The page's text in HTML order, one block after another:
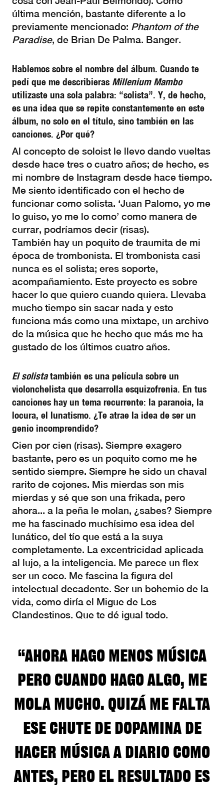
última mención, bastante diferente a lo
previamente mencionado: Phantom of the
Paradise, de Brian De Palma. Banger.
Hablemos sobre el nombre del álbum. Cuando te
pedí que me describieras Millenium Mambo
utilizaste una sola palabra: “solista”. Y, de hecho,
es una idea que se repite constantemente en este
álbum, no solo en el título, sino también en las
canciones. ¿Por qué?
Al concepto de soloist le llevo dando vueltas
desde hace tres o cuatro años; de hecho, es
mi nombre de Instagram desde hace tiempo.
Me siento identificado con el hecho de
funcionar como solista. ‘Juan Palomo, yo me
lo guiso, yo me lo como’ como manera de
currar, podríamos decir (risas).
También hay un poquito de traumita de mi
época de trombonista. El trombonista casi
nunca es el solista; eres soporte,
acompañamiento. Este proyecto es sobre
hacer lo que quiero cuando quiera. Llevaba
mucho tiempo sin sacar nada y esto
funciona más como una mixtape, un archivo
de la música que he hecho que más me ha
gustado de los últimos cuatro años.
El solistatambién es una película sobre un
violonchelista que desarrolla esquizofrenia. En tus
canciones hay un tema recurrente: la paranoia, la
locura, el lunatismo. ¿Te atrae la idea de ser un
genio incomprendido?
Cien por cien (risas). Siempre exagero
bastante, pero es un poquito como me he
sentido siempre. Siempre he sido un chaval
rarito de cojones. Mis mierdas son mis
mierdas y sé que son una frikada, pero
ahora... a la peña le molan, ¿sabes? Siempre
me ha fascinado muchísimo esa idea del
lunático, del tío que está a la suya
completamente. La excentricidad aplicada
al lujo, a la inteligencia. Me parece un flex
ser un coco. Me fascina la figura del
intelectual decadente. Ser un bohemio de la
vida, como diría el Migue de Los
Clandestinos. Que te dé igual todo.
“Ahora hago menos música
pero cuando hago algo, me
mola mucho. Quizá me falta
ese chute de dopamina de
hacer música a diario como
antes, pero el resultado es